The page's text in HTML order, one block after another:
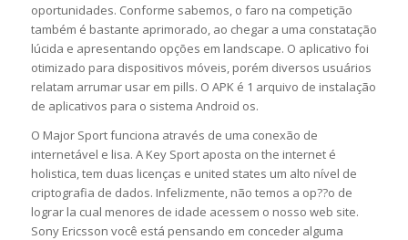
oportunidades. Conforme sabemos, o faro na competição
também é bastante aprimorado, ao chegar a uma constatação
lúcida e apresentando opções em landscape. O aplicativo foi
otimizado para dispositivos móveis, porém diversos usuários
relatam arrumar usar em pills. O APK é 1 arquivo de instalação
de aplicativos para o sistema Android os.
O Major Sport funciona através de uma conexão de
internetável e lisa. A Key Sport aposta on the internet é
holistica, tem duas licenças e united states um alto nível de
criptografia de dados. Infelizmente, não temos a op??o de
lograr la cual menores de idade acessem o nosso web site.
Sony Ericsson você está pensando em conceder alguma